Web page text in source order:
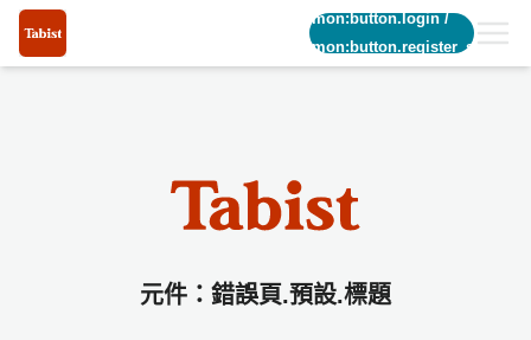
common:button.login/
common:button.register_short
元件：錯誤頁.預設.標題